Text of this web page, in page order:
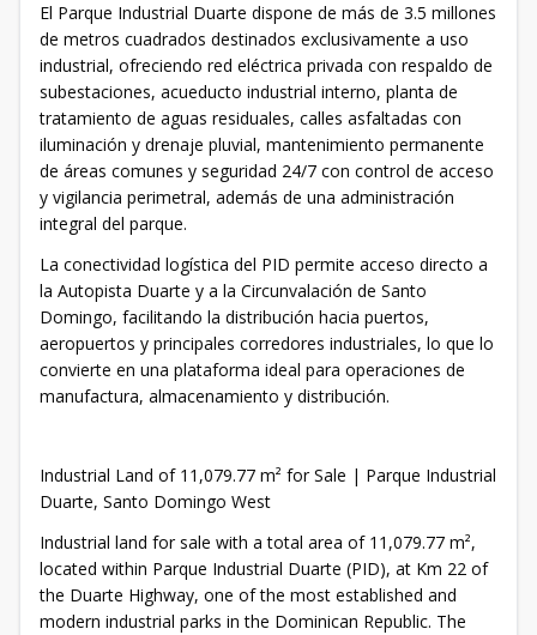
El Parque Industrial Duarte dispone de más de 3.5 millones
de metros cuadrados destinados exclusivamente a uso
industrial, ofreciendo red eléctrica privada con respaldo de
subestaciones, acueducto industrial interno, planta de
tratamiento de aguas residuales, calles asfaltadas con
iluminación y drenaje pluvial, mantenimiento permanente
de áreas comunes y seguridad 24/7 con control de acceso
y vigilancia perimetral, además de una administración
integral del parque.
La conectividad logística del PID permite acceso directo a
la Autopista Duarte y a la Circunvalación de Santo
Domingo, facilitando la distribución hacia puertos,
aeropuertos y principales corredores industriales, lo que lo
convierte en una plataforma ideal para operaciones de
manufactura, almacenamiento y distribución.
Industrial Land of 11,079.77 m² for Sale | Parque Industrial
Duarte, Santo Domingo West
Industrial land for sale with a total area of 11,079.77 m²,
located within Parque Industrial Duarte (PID), at Km 22 of
the Duarte Highway, one of the most established and
modern industrial parks in the Dominican Republic. The